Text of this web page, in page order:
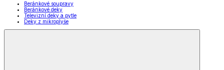
Beránkové soupravy
Beránkové deky
Televizní deky a pytle
Deky z mikroplyše